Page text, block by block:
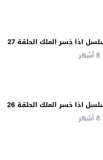
اذا خسر الملك الحلقة 27
اذا خسر الملك الحلقة 26